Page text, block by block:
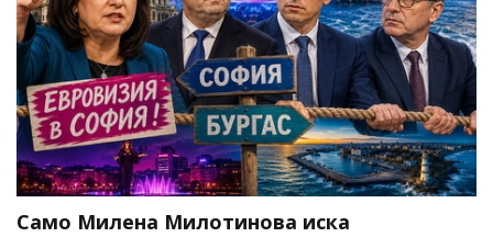
Само Милена Милотинова иска